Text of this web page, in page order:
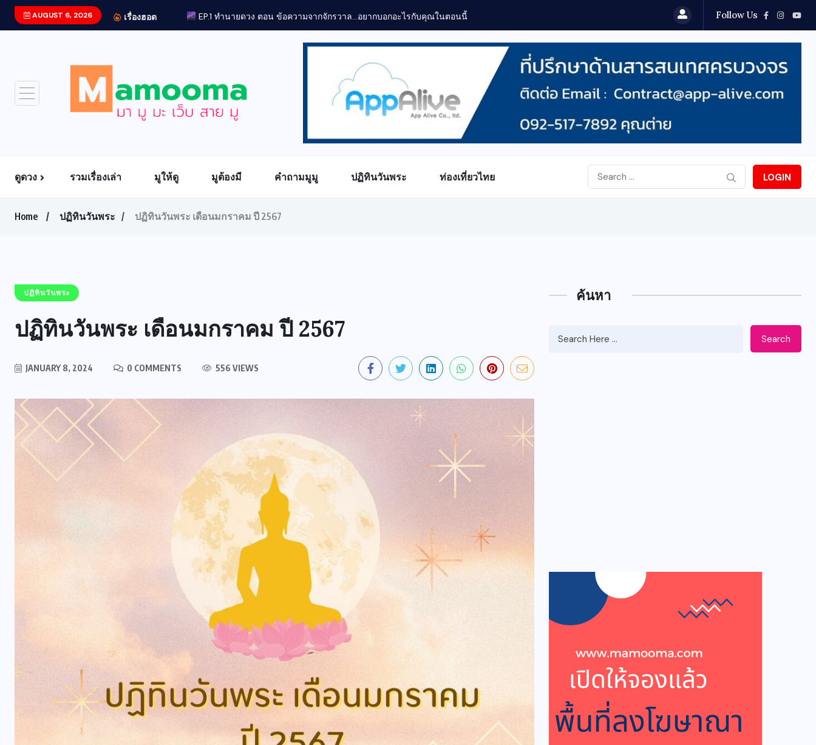
AUGUST 6, 2026 เรื่องฮอต Follow Us
ดูดวง รวมเรื่องเล่า มูให้ดู มูต้องมี คำถามมูมู ปฏิทินวันพระ ท่องเที่ยวไทย LOGIN
Home ปฏิทินวันพระ ปฏิทินวันพระ เดือนมกราคม ปี 2567
ปฏิทินวันพระ
ปฏิทินวันพระ เดือนมกราคม ปี 2567
JANUARY 8, 2024 0 COMMENTS 556 VIEWS
ค้นหา
Search